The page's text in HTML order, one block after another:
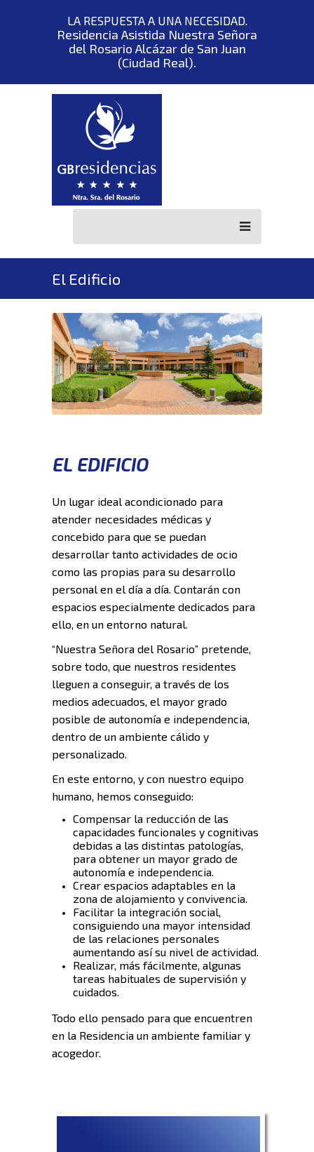
LA RESPUESTA A UNA NECESIDAD.
Residencia Asistida Nuestra Señora
del Rosario Alcázar de San Juan
(Ciudad Real).
El Edificio
EL EDIFICIO
Un lugar ideal acondicionado para
atender necesidades médicas y
concebido para que se puedan
desarrollar tanto actividades de ocio
como las propias para su desarrollo
personal en el día a día. Contarán con
espacios especialmente dedicados para
ello, en un entorno natural.
“Nuestra Señora del Rosario” pretende,
sobre todo, que nuestros residentes
lleguen a conseguir, a través de los
medios adecuados, el mayor grado
posible de autonomía e independencia,
dentro de un ambiente cálido y
personalizado.
En este entorno, y con nuestro equipo
humano, hemos conseguido:
Compensar la reducción de las
capacidades funcionales y cognitivas
debidas a las distintas patologías,
para obtener un mayor grado de
autonomía e independencia.
Crear espacios adaptables en la
zona de alojamiento y convivencia.
Facilitar la integración social,
consiguiendo una mayor intensidad
de las relaciones personales
aumentando así su nivel de actividad.
Realizar, más fácilmente, algunas
tareas habituales de supervisión y
cuidados.
Todo ello pensado para que encuentren
en la Residencia un ambiente familiar y
acogedor.